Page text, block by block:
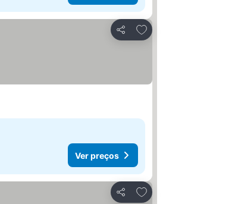
Partilhar
Adicionar aos favoritos
Ver preços
Partilhar
Adicionar aos favoritos